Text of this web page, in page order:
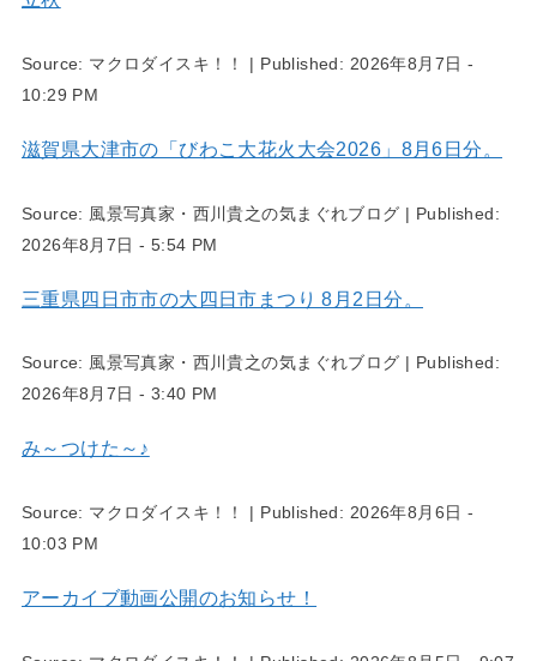
Source: マクロダイスキ！！ | Published: 2026年8月7日 -
10:29 PM
滋賀県大津市の「びわこ大花火大会2026」8月6日分。
Source: 風景写真家・西川貴之の気まぐれブログ | Published:
2026年8月7日 - 5:54 PM
三重県四日市市の大四日市まつり 8月2日分。
Source: 風景写真家・西川貴之の気まぐれブログ | Published:
2026年8月7日 - 3:40 PM
み～つけた～♪
Source: マクロダイスキ！！ | Published: 2026年8月6日 -
10:03 PM
アーカイブ動画公開のお知らせ！